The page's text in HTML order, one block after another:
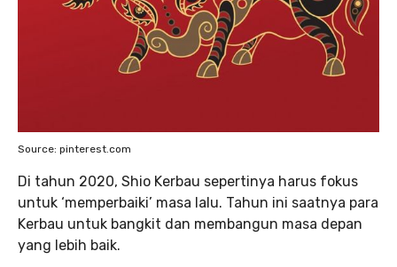
Source: pinterest.com
Di tahun 2020, Shio Kerbau sepertinya harus fokus
untuk ‘memperbaiki’ masa lalu. Tahun ini saatnya para
Kerbau untuk bangkit dan membangun masa depan
yang lebih baik.